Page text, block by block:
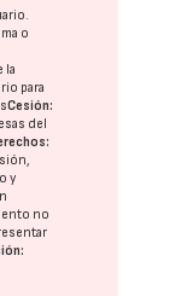
o
la
para
Cesión:
del
y
no